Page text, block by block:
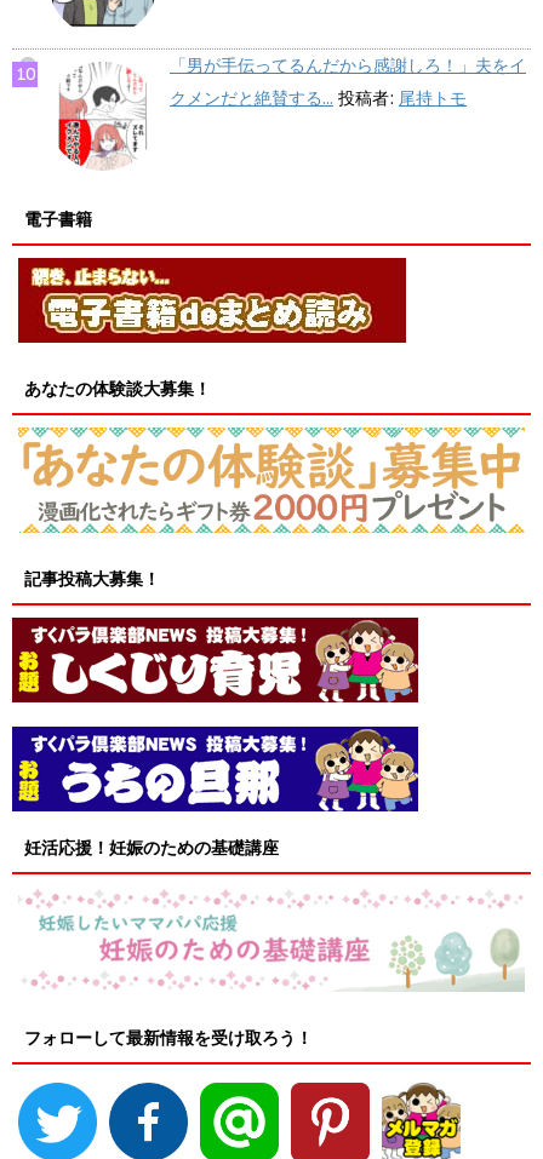
「男が手伝ってるんだから感謝しろ！」夫をイ
クメンだと絶賛する... 投稿者: 尾持トモ
電子書籍
あなたの体験談大募集！
記事投稿大募集！
妊活応援！妊娠のための基礎講座
フォローして最新情報を受け取ろう！